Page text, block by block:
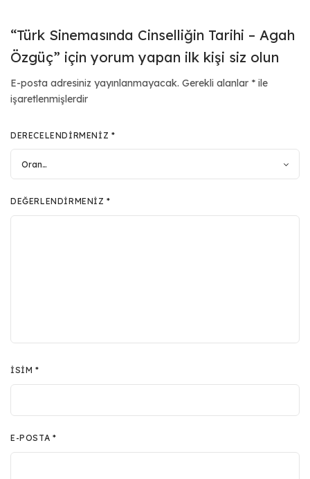
“Türk Sinemasında Cinselliğin Tarihi – Agah
Özgüç” için yorum yapan ilk kişi siz olun
E-posta adresiniz yayınlanmayacak. Gerekli alanlar * ile
işaretlenmişlerdir
DERECELENDIRMENIZ *
DEĞERLENDIRMENIZ*
İSIM*
E-POSTA *